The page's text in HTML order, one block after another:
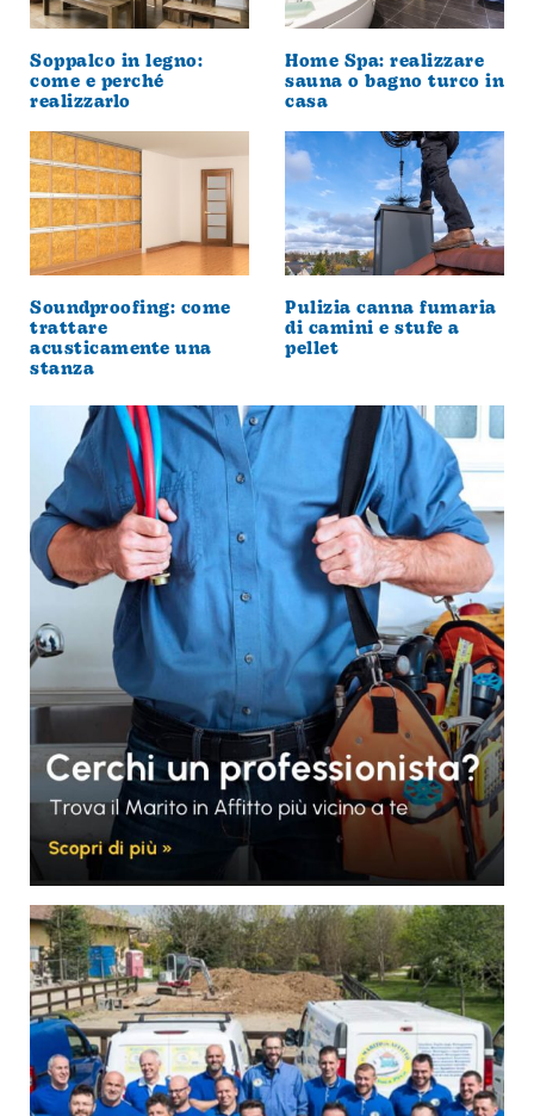
Soppalco in legno:
come e perché
realizzarlo
Home Spa: realizzare
sauna o bagno turco in
casa
Soundproofing: come
trattare
acusticamente una
stanza
Pulizia canna fumaria
di camini e stufe a
pellet